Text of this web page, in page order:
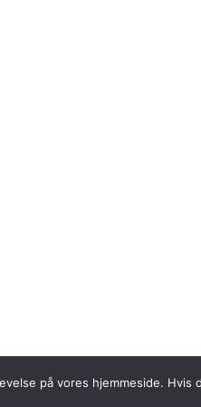
på vores hjemmeside.